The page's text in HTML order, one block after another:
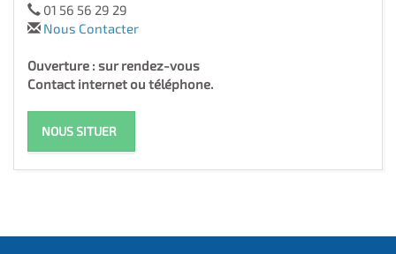
01 56 56 29 29
Nous Contacter
Ouverture : sur rendez-vous
Contact internet ou téléphone.
NOUS SITUER